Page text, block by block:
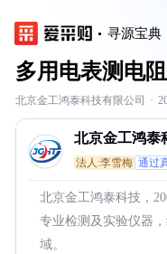
寻源宝典
多用电表测电
北京金工鸿泰科技有限公司 ·
北京金工鸿泰
法人:李雪梅 通过
北京金工鸿泰科技，
专业检测及实验仪器
域。